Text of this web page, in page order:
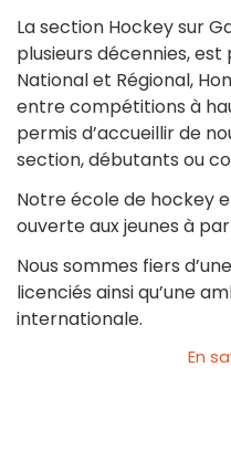
La section Hockey sur
plusieurs décennies,
National et Régional,
entre compétitions à
permis d’accueillir de
section, débutants ou
Notre école de hockey
ouverte aux jeunes à
Nous sommes fiers
licenciés ainsi qu’une
internationale.
En